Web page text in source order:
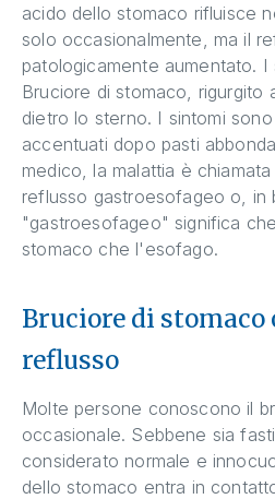
acido dello stomaco rifluisce
solo occasionalmente, ma il
patologicamente aumentato. I
Bruciore di stomaco, rigurgito
dietro lo sterno. I sintomi
accentuati dopo pasti
medico, la malattia è
reflusso gastroesofageo o, in
"gastroesofageo" significa
stomaco che l'esofago.
Bruciore di
reflusso
Molte persone conoscono il
occasionale. Sebbene sia
considerato normale e
dello stomaco entra in